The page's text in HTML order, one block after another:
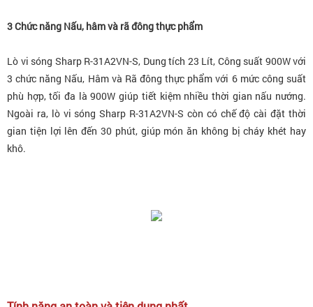
3 Chức năng Nấu, hâm và rã đông thực phẩm
Lò vi sóng Sharp R-31A2VN-S, Dung tích 23 Lít, Công suất 900W với
3 chức năng Nấu, Hâm và Rã đông thực phẩm với 6 mức công suất
phù hợp, tối đa là 900W giúp tiết kiệm nhiều thời gian nấu nướng.
Ngoài ra, lò vi sóng Sharp R-31A2VN-S còn có chế độ cài đặt thời
gian tiện lợi lên đến 30 phút, giúp món ăn không bị cháy khét hay
khô.